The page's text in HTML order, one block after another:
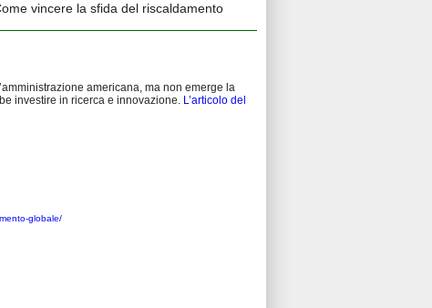
vincere la sfida del riscaldamento
americana, ma non emerge la
investire in ricerca e innovazione. L’articolo del
globale/